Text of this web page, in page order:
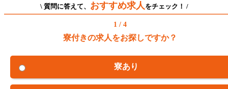
\ 質問に答えて、 おすすめ求人をチェック！ /
1 / 4
寮付きの求人をお探しですか？
寮あり